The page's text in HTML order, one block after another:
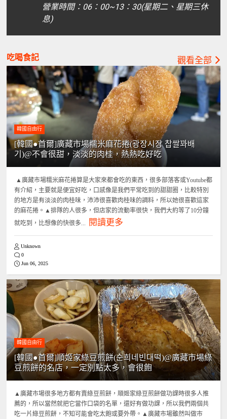
營業時間：06：00~13：30(星期二、星期三休
息)
吃喝食記 觀看全部
韓國自由行
[韓國●首爾]廣藏市場糯米麻花捲(광장시장 찹쌀꽈배
기)@不會很甜，淡淡的肉桂，熱熱吃好吃
▲廣藏市場糯米麻花捲算是大家來都會吃的東西，很多部落客或Youtube都
有介紹，主要就是便宜好吃，口感像是我們平常吃到的甜甜圈，比較特別
的地方是有淡淡的肉桂味，沛沛很喜歡肉桂味的調料，所以她很喜歡這家
的麻花捲。▲排隊的人很多，但店家的流動率很快，我們大約等了10分鐘
就吃到，比想像的快很多...
閱讀更多
Unknown
0
Jun 06, 2025
韓國自由行
[韓國●首爾]順姬家綠豆煎餅(순희네빈대떡)@廣藏市場綠
豆煎餅的名店，一定別點太多，會很飽
▲廣藏市場很多地方都有賣綠豆煎餅，順姬家綠豆煎餅做功課時很多人推
薦的，所以當然就把它當作口袋的名單，還好有做功課，所以我們兩個共
吃一片綠豆煎餅，不知可能會吃太飽或要外帶。▲廣藏市場雖然叫做市